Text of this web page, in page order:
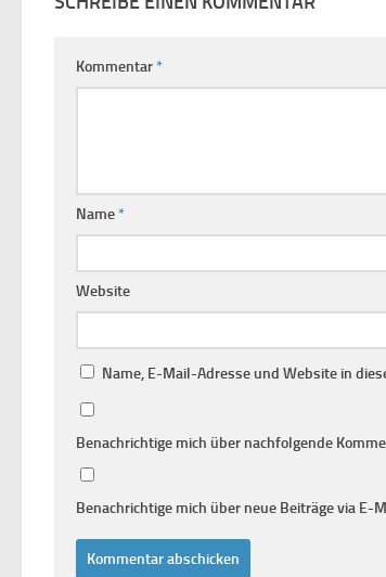
Kommentar*
Name*
Website
Name, E-Mail-Adresse und Website in
Benachrichtige mich über nachfolgende
Benachrichtige mich über neue Beiträge via E-